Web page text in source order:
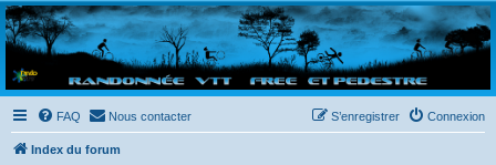
Randovttfree.fr
Bienvenue sur le site des randos vtt et pédestre de Bretagne . Bonne navigation sur le site
et bonnes randos dans l'Ouest !
FAQ Nous contacter Connexion
S’enregistrer
Index du forum